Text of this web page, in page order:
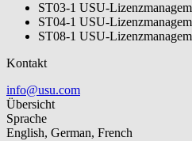
ST03-1 USU-
ST04-1 USU-
ST08-1 USU-
Kontakt
info@usu.com
Übersicht
Sprache
English, German, French